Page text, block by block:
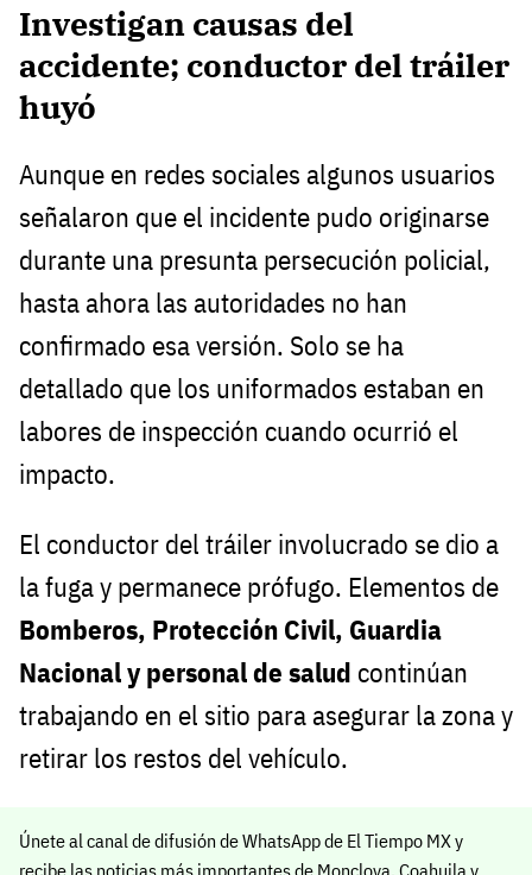
Investigan causas del
accidente; conductor del tráiler
huyó
Aunque en redes sociales algunos usuarios
señalaron que el incidente pudo originarse
durante una presunta persecución policial,
hasta ahora las autoridades no han
confirmado esa versión. Solo se ha
detallado que los uniformados estaban en
labores de inspección cuando ocurrió el
impacto.
El conductor del tráiler involucrado se dio a
la fuga y permanece prófugo. Elementos de
Bomberos, Protección Civil, Guardia
Nacional y personal de salud continúan
trabajando en el sitio para asegurar la zona y
retirar los restos del vehículo.
Únete al canal de difusión de WhatsApp de El Tiempo MX y